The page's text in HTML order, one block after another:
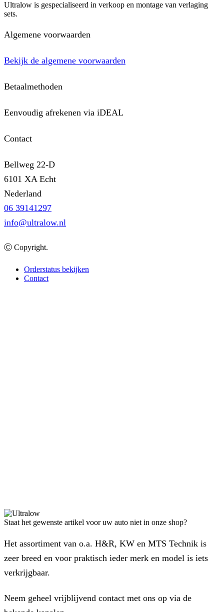
Ultralow is gespecialiseerd in verkoop en montage van verlaging
sets.
Algemene voorwaarden
Bekijk de algemene voorwaarden
Betaalmethoden
Eenvoudig afrekenen via iDEAL
Contact
Bellweg 22-D
6101 XA Echt
Nederland
06 39141297
info@ultralow.nl
Ⓒ Copyright.
Orderstatus bekijken
Contact
Staat het gewenste artikel voor uw auto niet in onze shop?
Het assortiment van o.a. H&R, KW en MTS Technik is
zeer breed en voor praktisch ieder merk en model is iets
verkrijgbaar.
Neem geheel vrijblijvend contact met ons op via de